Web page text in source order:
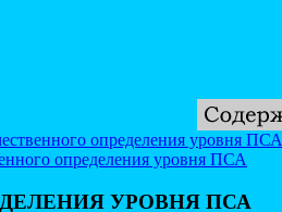
определения уровня ПСА
определения уровня ПСА
УРОВНЯ ПСА